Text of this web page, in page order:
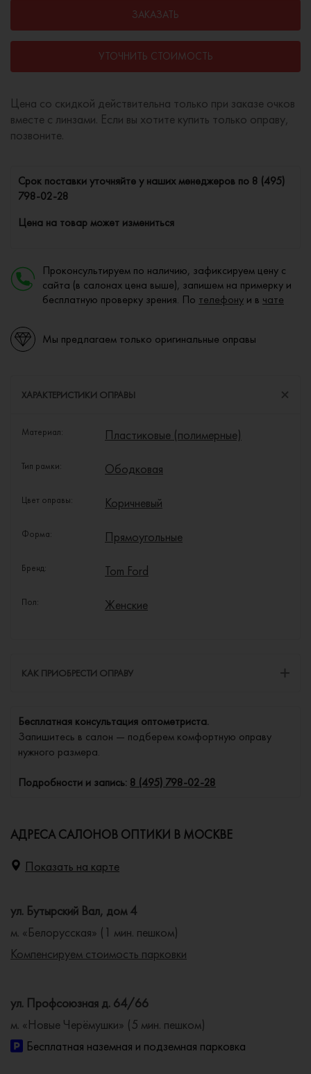
ЗАКАЗАТЬ
УТОЧНИТЬ СТОИМОСТЬ
Цена со скидкой действительна только при заказе очков
вместе с линзами. Если вы хотите купить только оправу,
позвоните.
Cрок поставки уточняйте у наших менеджеров по 8 (495)
798-02-28
Цена на товар может измениться
Проконсультируем по наличию, зафиксируем цену с
сайта (в салонах цена выше), запишем на примерку и
бесплатную проверку зрения. По телефону и в чате
Мы предлагаем только оригинальные оправы
ХАРАКТЕРИСТИКИ ОПРАВЫ
Материал: Пластиковые (полимерные)
Тип рамки: Ободковая
Цвет оправы: Коричневый
Форма: Прямоугольные
Бренд: Tom Ford
Пол: Женские
КАК ПРИОБРЕСТИ ОПРАВУ
Бесплатная консультация оптометриста.
Запишитесь в салон — подберем комфортную оправу
нужного размера.
Подробности и запись: 8 (495) 798-02-28
АДРЕСА САЛОНОВ ОПТИКИ В МОСКВЕ
Показать на карте
ул. Бутырский Вал, дом 4
м. «Белорусская» (1 мин. пешком)
Компенсируем стоимость парковки
ул. Профсоюзная д. 64/66
м. «Новые Черёмушки» (5 мин. пешком)
Бесплатная наземная и подземная парковка